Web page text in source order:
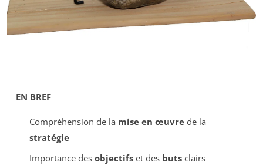
EN BREF
Compréhension de la mise en œuvrede la
stratégie
Importance des objectifset des butsclairs